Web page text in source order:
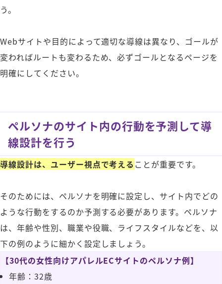
う。
Webサイトや目的によって適切な導線は異なり、ゴールが
変わればルートも変わるため、必ずゴールとなるページを
明確にしてください。
ペルソナのサイト内の行動を予測して導
線設計を行う
導線設計は、ユーザー視点で考える ことが重要です。
そのためには、ペルソナを明確に設定し、サイト内でどの
ような行動をするのか予測する必要があります。ペルソナ
は、年齢や性別、職業や役職、ライフスタイルなどを、以
下の例のように細かく設定しましょう。
【30代の女性向けアパレルECサイトのペルソナ例】
年齢：32歳